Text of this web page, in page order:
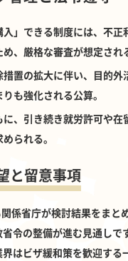
」できる制度には、不正
、厳格な審査が想定され
置の拡大に伴い、目的外
も強化される公算。
、引き続き就労許可や在
られる。
と留意事項
係省庁が検討結果をまと
令の整備が進む見通しで
はビザ緩和策を歓迎する